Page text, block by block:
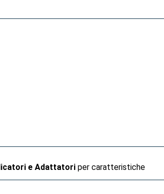
e Adattatori per caratteristiche